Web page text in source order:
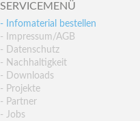
SERVICEMENÜ
- Infomaterial bestellen
- Impressum/AGB
- Datenschutz
- Nachhaltigkeit
- Downloads
- Projekte
- Partner
- Jobs